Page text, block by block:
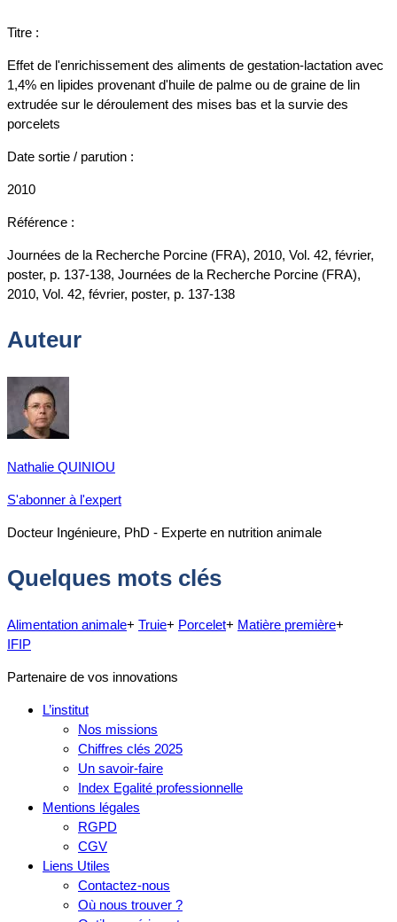
Titre :
Effet de l'enrichissement des aliments de gestation-lactation avec
1,4% en lipides provenant d'huile de palme ou de graine de lin
extrudée sur le déroulement des mises bas et la survie des
porcelets
Date sortie / parution :
2010
Référence :
Journées de la Recherche Porcine (FRA), 2010, Vol. 42, février,
poster, p. 137-138, Journées de la Recherche Porcine (FRA),
2010, Vol. 42, février, poster, p. 137-138
Auteur
Nathalie QUINIOU
S'abonner à l'expert
Docteur Ingénieure, PhD - Experte en nutrition animale
Quelques mots clés
Alimentation animale+ Truie+ Porcelet+ Matière première+
IFIP
Partenaire de vos innovations
L’institut
Nos missions
Chiffres clés 2025
Un savoir-faire
Index Egalité professionnelle
Mentions légales
RGPD
CGV
Liens Utiles
Contactez-nous
Où nous trouver ?